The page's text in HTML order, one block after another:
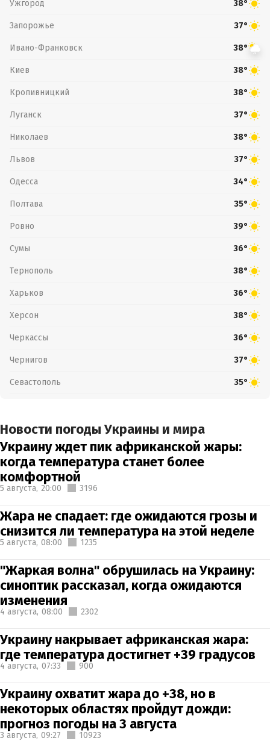
Ужгород 38°
Запорожье 37°
Ивано-Франковск 38°
Киев 38°
Кропивницкий 38°
Луганск 37°
Николаев 38°
Львов 37°
Одесса 34°
Полтава 35°
Ровно 39°
Сумы 36°
Тернополь 38°
Харьков 36°
Херсон 38°
Черкассы 36°
Чернигов 37°
Севастополь 35°
Новости погоды Украины и мира
Украину ждет пик африканской жары:
когда температура станет более
комфортной
5 августа, 20:00 3196
Жара не спадает: где ожидаются грозы и
снизится ли температура на этой неделе
5 августа, 08:00 1235
"Жаркая волна" обрушилась на Украину:
синоптик рассказал, когда ожидаются
изменения
4 августа, 08:00 2302
Украину накрывает африканская жара:
где температура достигнет +39 градусов
4 августа, 07:33 900
Украину охватит жара до +38, но в
некоторых областях пройдут дожди:
прогноз погоды на 3 августа
3 августа, 09:27 10923